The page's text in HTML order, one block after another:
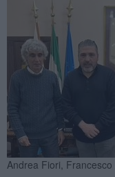
Andrea Fiori,